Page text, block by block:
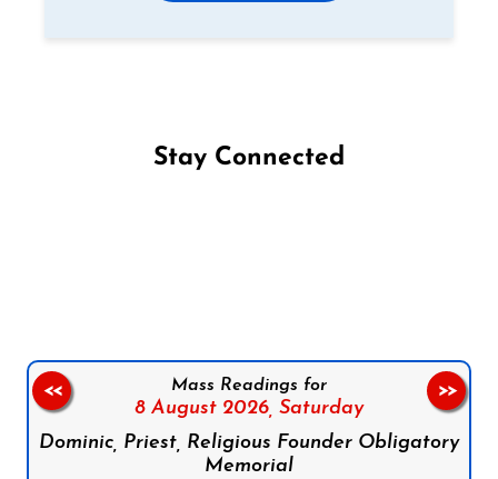
Stay Connected
Mass Readings for
8 August 2026, Saturday
Dominic, Priest, Religious Founder Obligatory
Memorial
<< >>